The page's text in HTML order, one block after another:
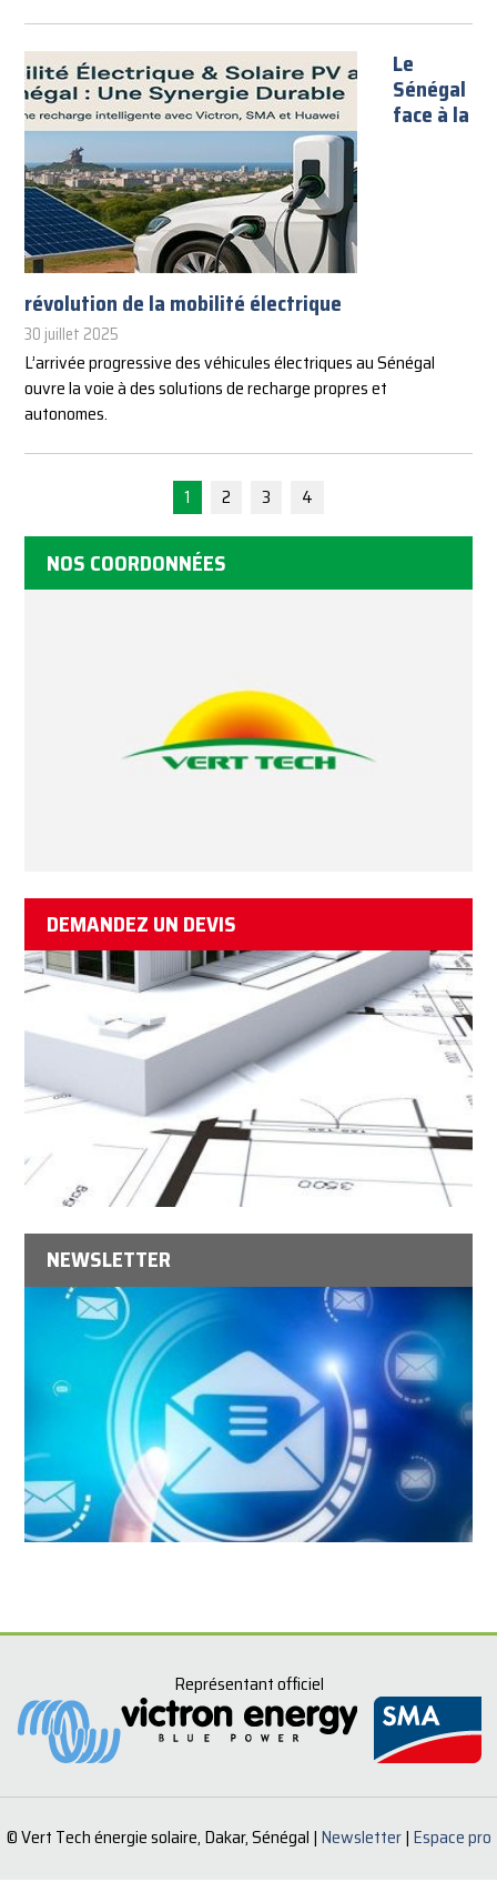
Le
Sénégal
face à la
révolution de la mobilité électrique
30 juillet 2025
L’arrivée progressive des véhicules électriques au Sénégal
ouvre la voie à des solutions de recharge propres et
autonomes.
1 2 3 4
NOS COORDONNÉES
DEMANDEZ UN DEVIS
NEWSLETTER
Représentant officiel
© Vert Tech énergie solaire, Dakar, Sénégal | Newsletter| Espace pro